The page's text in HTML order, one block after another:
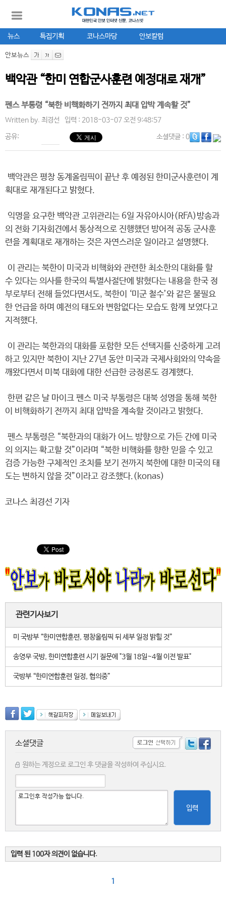
뉴스 특집기획 코나스마당 안보칼럼
안보뉴스
백악관 “한미 연합군사훈련 예정대로 재개”
펜스 부통령 “북한 비핵화하기 전까지 최대 압박 계속할 것”
Written by. 최경선 입력 : 2018-03-07 오전 9:48:57
공유: 소셜댓글: 0
백악관은 평창 동계올림픽이 끝난 후 예정된 한미군사훈련이 계
획대로 재개된다고 밝혔다.
익명을 요구한 백악관 고위관리는 6일 자유아시아(RFA)방송과
의 전화 기자회견에서 통상적으로 진행했던 방어적 공동 군사훈
련을 계획대로 재개하는 것은 자연스러운 일이라고 설명했다.
이 관리는 북한이 미국과 비핵화와 관련한 최소한의 대화를 할
수 있다는 의사를 한국의 특별사절단에 밝혔다는 내용을 한국 정
부로부터 전해 들었다면서도, 북한이 ‘미군 철수’와 같은 불필요
한 언급을 하며 예전의 태도와 변함없다는 모습도 함께 보였다고
지적했다.
이 관리는 북한과의 대화를 포함한 모든 선택지를 신중하게 고려
하고 있지만 북한이 지난 27년 동안 미국과 국제사회와의 약속을
깨왔다면서 미북 대화에 대한 선급한 긍정론도 경계했다.
한편 같은 날 마이크 펜스 미국 부통령은 대북 성명을 통해 북한
이 비핵화하기 전까지 최대 압박을 계속할 것이라고 밝혔다.
펜스 부통령은 “북한과의 대화가 어느 방향으로 가든 간에 미국
의 의지는 확고할 것”이라며 “북한 비핵화를 향한 믿을 수 있고
검증 가능한 구체적인 조치를 보기 전까지 북한에 대한 미국의 태
도는 변하지 않을 것”이라고 강조했다.(konas)
코나스 최경선 기자
관련기사보기
미 국방부 “한미연합훈련, 평창올림픽 뒤 세부 일정 밝힐 것”
송영무 국방, 한미연합훈련 시기 질문에 "3월 18일~4월 이전 발표"
국방부 “한미연합훈련 일정, 협의중”
소셜댓글
원하는 계정으로 로그인 후 댓글을 작성하여 주십시요.
입력
입력 된 100자 의견이 없습니다.
1